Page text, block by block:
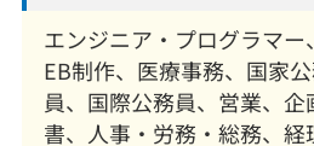
エンジニア・プログラマー
EB制作、医療事務、国家
員、国際公務員、営業、
書、人事・労務・総務、経